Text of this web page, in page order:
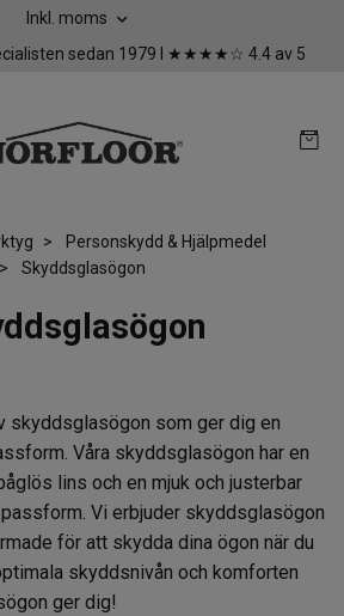
Inkl. moms
sedan 1979 I ★★★★☆ 4.4 av 5
Personskydd & Hjälpmedel
Skyddsglasögon
skyddsglasögon som ger dig en
Våra skyddsglasögon har en
lins och en mjuk och justerbar
Vi erbjuder skyddsglasögon
för att skydda dina ögon när du
skyddsnivån och komforten
ger dig!